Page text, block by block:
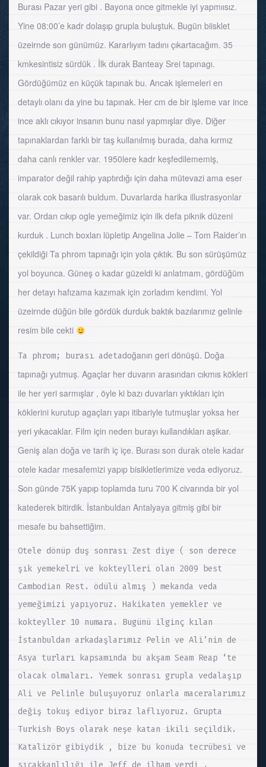
Burası Pazar yeri gibi . Bayona once gitmekle iyi yapmıısız.
Yine 08:00’e kadr dolaşıp grupla buluştuk. Bugün biisklet
üzeirnde son günümüz. Kararlıyım tadını çıkartacağım. 35
kmkesintisiz sürdük . İlk durak Banteay Srei tapınagı.
Gördüğümüz en küçük tapınak bu. Ancak işlemeleri en
detaylı olanı da yine bu tapınak. Her cm de bir işleme var ince
ince aklı cıkıyor insanın bunu nasıl yapmışlar diye. Diğer
tapınaklardan farklı bir taş kullanılmış burada, daha kırmız
daha canlı renkler var. 1950lere kadr keşfedilememiş,
imparator değil rahip yaptırdığı için daha mütevazi ama eser
olarak cok basarılı buldum. Duvarlarda harika illustrasyonlar
var. Ordan cıkıp ogle yemeğimiz için ilk defa piknik düzeni
kurduk . Lunch boxları lüpletip Angelina Jolie – Tom Raider’ın
çekildiği Ta phrom tapınağı için yola çıktık. Bu son sürüşümüz
yol boyunca. Güneş o kadar güzeldi ki anlatmam, gördüğüm
her detayı hafızama kazımak için zorladım kendimi. Yol
üzeirnde düğün bile gördük durduk baktık bazılarımız gelinle
resim bile cekti
Ta phrom; burası adetadoğanın geri dönüşü. Doğa
tapınağı yutmuş. Agaçlar her duvarın arasından cıkmıs kökleri
ile her yeri sarmışlar , öyle ki bazı duvarları yıktıkları için
köklerini kurutup agaçları yapı itibariyle tutmuşlar yoksa her
yeri yıkacaklar. Film için neden burayı kullandıkları aşikar.
Geniş alan doğa ve tarih iç içe. Burası son durak otele kadar
otele kadar mesafemizi yapıp bisikletlerimize veda ediyoruz.
Son günde 75K yapıp toplamda turu 700 K civarında bir yol
katederek bitirdik. İstanbuldan Antalyaya gitmiş gibi bir
mesafe bu bahsettiğim.
Otele dönüp duş sonrası Zest diye ( son derece
şık yemekelri ve kokteylleri olan 2009 best
Cambodian Rest. ödülü almış ) mekanda veda
yemeğimizi yapıyoruz. Hakikaten yemekler ve
kokteyller 10 numara. Bugünü ilginç kılan
İstanbuldan arkadaşlarımız Pelin ve Ali’nin de
Asya turları kapsamında bu akşam Seam Reap ‘te
olacak olmaları. Yemek sonrası grupla vedalaşıp
Ali ve Pelinle buluşuyoruz onlarla maceralarımız
değiş tokuş ediyor biraz laflıyoruz. Grupta
Turkish Boys olarak neşe katan ikili seçildik.
Katalizör gibiydik , bize bu konuda tecrübesi ve